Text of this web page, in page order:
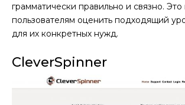
грамматически правильно и связно. Это
пользователям оценить подходящий
для их конкретных нужд.
CleverSpinner